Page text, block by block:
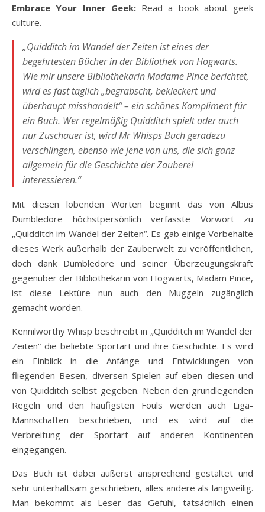
Embrace Your Inner Geek:Read a book about geek
culture.
„Quidditch im Wandel der Zeitenist eines der
begehrtesten Bücher in der Bibliothek von Hogwarts.
Wie mir unsere Bibliothekarin Madame Pince berichtet,
wird es fast täglich „begrabscht, bekleckert und
überhaupt misshandelt“ – ein schönes Kompliment für
ein Buch. Wer regelmäßig Quidditch spielt oder auch
nur Zuschauer ist, wird Mr Whisps Buch geradezu
verschlingen, ebenso wie jene von uns, die sich ganz
allgemein für die Geschichte der Zauberei
interessieren.“
Mit diesen lobenden Worten beginnt das von Albus
Dumbledore höchstpersönlich verfasste Vorwort zu
„Quidditch im Wandel der Zeiten“. Es gab einige Vorbehalte
dieses Werk außerhalb der Zauberwelt zu veröffentlichen,
doch dank Dumbledore und seiner Überzeugungskraft
gegenüber der Bibliothekarin von Hogwarts, Madam Pince,
ist diese Lektüre nun auch den Muggeln zugänglich
gemacht worden.
Kennilworthy Whisp beschreibt in „Quidditch im Wandel der
Zeiten“ die beliebte Sportart und ihre Geschichte. Es wird
ein Einblick in die Anfänge und Entwicklungen von
fliegenden Besen, diversen Spielen auf eben diesen und
von Quidditch selbst gegeben. Neben den grundlegenden
Regeln und den häufigsten Fouls werden auch Liga-
Mannschaften beschrieben, und es wird auf die
Verbreitung der Sportart auf anderen Kontinenten
eingegangen.
Das Buch ist dabei äußerst ansprechend gestaltet und
sehr unterhaltsam geschrieben, alles andere als langweilig.
Man bekommt als Leser das Gefühl, tatsächlich einen